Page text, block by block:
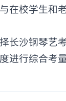
在校学生和
沙钢琴艺考
进行综合考量